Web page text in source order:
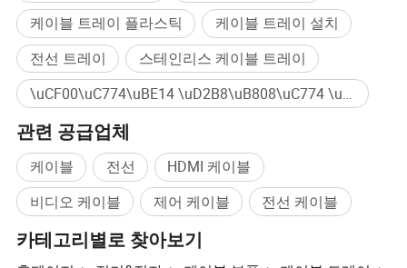
케이블 트레이 플라스틱
케이블 트레이 설치
전선 트레이
스테인리스 케이블 트레이
\uCF00\uC774\uBE14 \uD2B8\uB808\uC774 \uC81C\uC870\uC5C5\uCCB4 대량구매
관련 공급업체
케이블 전선
HDMI 케이블
비디오 케이블
제어 케이블 전선 케이블
카테고리별로 찾아보기